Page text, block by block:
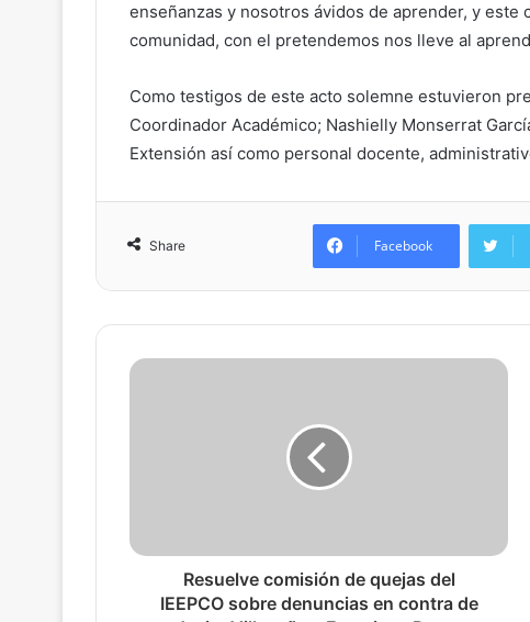
enseñanzas y nosotros ávidos de aprender, y
comunidad, con el pretendemos nos lleve al
Como testigos de este acto solemne estuvieron
Coordinador Académico; Nashielly Monserrat
Extensión así como personal docente,
Share Facebook
Resuelve comisión de quejas del
IEEPCO sobre denuncias en contra de